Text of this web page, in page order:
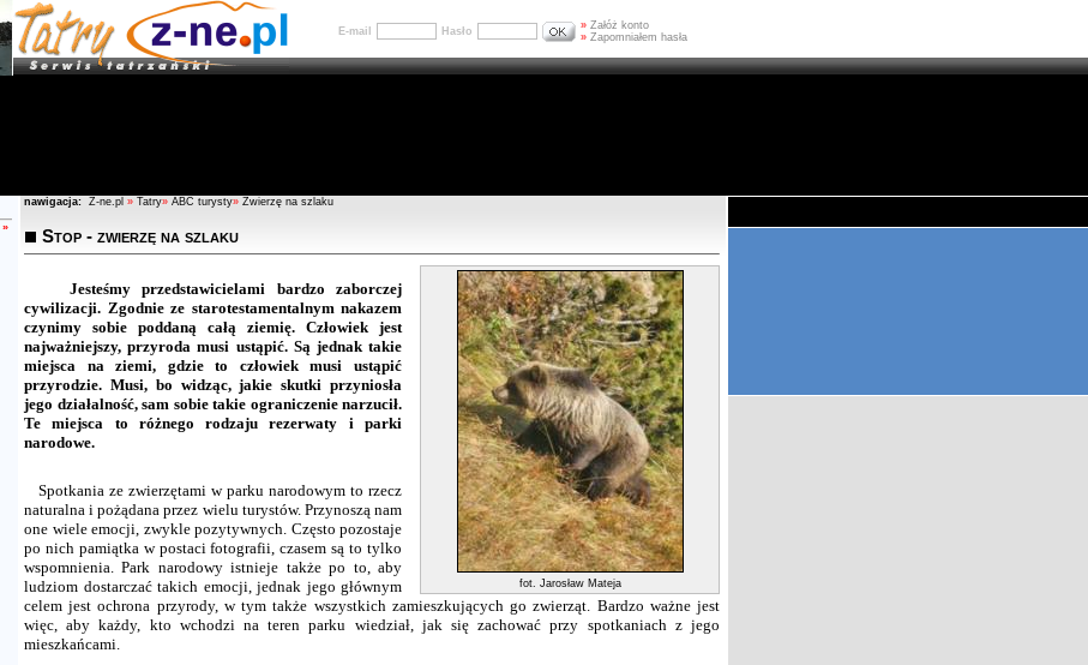
E-mail Hasło » Załóż konto
» Zapomniałem hasła
»
nawigacja: Z-ne.pl » Tatry» ABC turysty» Zwierzę na szlaku
Stop - zwierzę na szlaku
fot. Jarosław Mateja
Jesteśmy przedstawicielami bardzo zaborczej
cywilizacji. Zgodnie ze starotestamentalnym nakazem
czynimy sobie poddaną całą ziemię. Człowiek jest
najważniejszy, przyroda musi ustąpić. Są jednak takie
miejsca na ziemi, gdzie to człowiek musi ustąpić
przyrodzie. Musi, bo widząc, jakie skutki przyniosła
jego działalność, sam sobie takie ograniczenie narzucił.
Te miejsca to różnego rodzaju rezerwaty i parki
narodowe.
Spotkania ze zwierzętami w parku narodowym to rzecz
naturalna i pożądana przez wielu turystów. Przynoszą nam
one wiele emocji, zwykle pozytywnych. Często pozostaje
po nich pamiątka w postaci fotografii, czasem są to tylko
wspomnienia. Park narodowy istnieje także po to, aby
ludziom dostarczać takich emocji, jednak jego głównym
celem jest ochrona przyrody, w tym także wszystkich zamieszkujących go zwierząt. Bardzo ważne jest
więc, aby każdy, kto wchodzi na teren parku wiedział, jak się zachować przy spotkaniach z jego
mieszkańcami.